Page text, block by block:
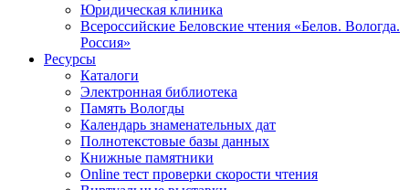
Юридическая клиника
Всероссийские Беловские чтения «Белов. Вологда.
Россия»
Ресурсы
Каталоги
Электронная библиотека
Память Вологды
Календарь знаменательных дат
Полнотекстовые базы данных
Книжные памятники
Online тест проверки скорости чтения